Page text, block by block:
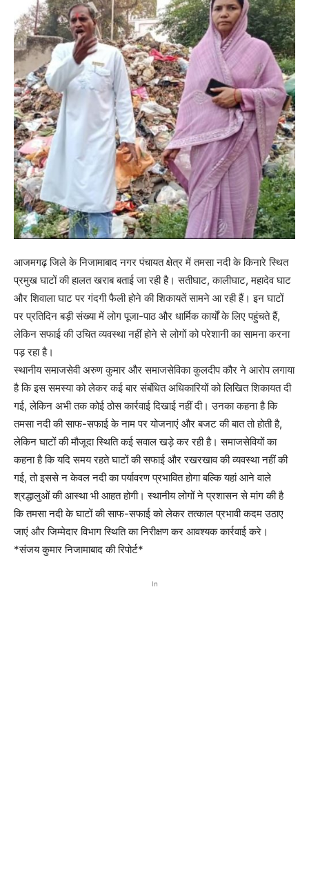
आजमगढ़ जिले के निजामाबाद नगर पंचायत क्षेत्र में तमसा नदी के किनारे स्थित
प्रमुख घाटों की हालत खराब बताई जा रही है। सतीघाट, कालीघाट, महादेव घाट
और शिवाला घाट पर गंदगी फैली होने की शिकायतें सामने आ रही हैं। इन घाटों
पर प्रतिदिन बड़ी संख्या में लोग पूजा-पाठ और धार्मिक कार्यों के लिए पहुंचते हैं,
लेकिन सफाई की उचित व्यवस्था नहीं होने से लोगों को परेशानी का सामना करना
पड़ रहा है।
स्थानीय समाजसेवी अरुण कुमार और समाजसेविका कुलदीप कौर ने आरोप लगाया
है कि इस समस्या को लेकर कई बार संबंधित अधिकारियों को लिखित शिकायत दी
गई, लेकिन अभी तक कोई ठोस कार्रवाई दिखाई नहीं दी। उनका कहना है कि
तमसा नदी की साफ-सफाई के नाम पर योजनाएं और बजट की बात तो होती है,
लेकिन घाटों की मौजूदा स्थिति कई सवाल खड़े कर रही है। समाजसेवियों का
कहना है कि यदि समय रहते घाटों की सफाई और रखरखाव की व्यवस्था नहीं की
गई, तो इससे न केवल नदी का पर्यावरण प्रभावित होगा बल्कि यहां आने वाले
श्रद्धालुओं की आस्था भी आहत होगी। स्थानीय लोगों ने प्रशासन से मांग की है
कि तमसा नदी के घाटों की साफ-सफाई को लेकर तत्काल प्रभावी कदम उठाए
जाएं और जिम्मेदार विभाग स्थिति का निरीक्षण कर आवश्यक कार्रवाई करे।
*संजय कुमार निजामाबाद की रिपोर्ट*
In